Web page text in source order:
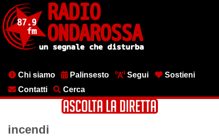
contenuto
principale
MenuChi siamo Palinsesto Segui
Sostieni
Contatti
Cerca
incendi